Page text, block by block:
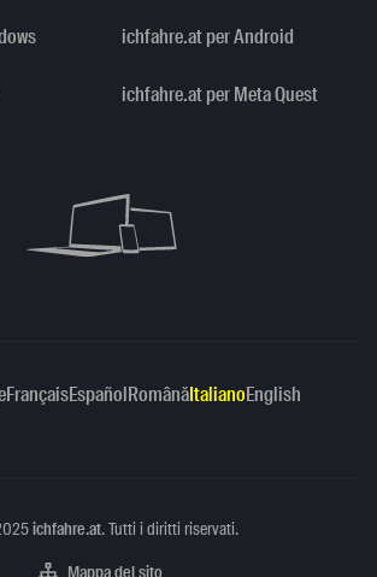
ichfahre.at per Android
ichfahre.at per Meta Quest
FrançaisEspañolRomânăItalianoEnglish
Copyright
ichfahre.at. Tutti i diritti riservati.